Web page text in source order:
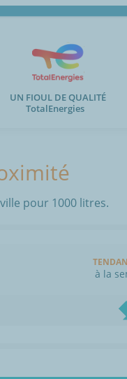
UN FIOUL DE QUALITÉ
TotalEnergies
pour 1000 litres.
à la